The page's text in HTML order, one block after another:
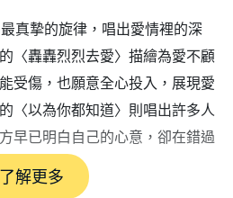
真摯的旋律，唱出愛情裡的深
〈轟轟烈烈去愛〉描繪為愛不顧
受傷，也願意全心投入，展現愛
〈以為你都知道〉則唱出許多人
早已明白自己的心意，卻在錯過
說出口。
了解更多